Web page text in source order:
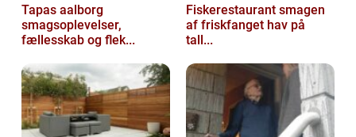
Tapas aalborg
smagsoplevelser,
fællesskab og flek...
Fiskerestaurant smagen
af friskfanget hav på
tall...